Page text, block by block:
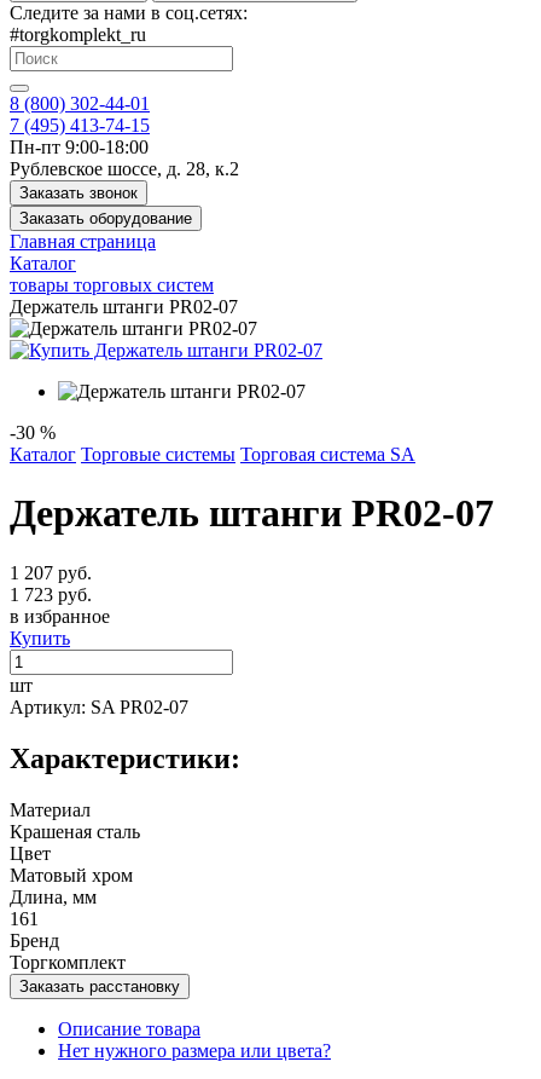
Следите за нами в соц.сетях:
#torgkomplekt_ru
8 (800) 302-44-01
7 (495) 413-74-15
Пн-пт 9:00-18:00
Рублевское шоссе, д. 28, к.2
Заказать звонок
Заказать оборудование
Главная страница
Каталог
товары торговых систем
Держатель штанги PR02-07
-30 %
Каталог Торговые системы Торговая система SA
Держатель штанги PR02-07
1 207 руб.
1 723 руб.
в избранное
Купить
шт
Артикул: SA PR02-07
Характеристики:
Материал
Крашеная сталь
Цвет
Матовый хром
Длина, мм
161
Бренд
Торгкомплект
Заказать расстановку
Описание товара
Нет нужного размера или цвета?